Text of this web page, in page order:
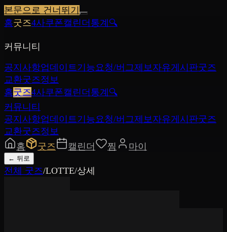
본문으로 건너뛰기
홈굿즈4사쿠폰캘린더 통계 🔍
커뮤니티
공지사항업데이트기능요청/버그제보자유게시판굿즈
교환굿즈정보
홈굿즈4사쿠폰캘린더 통계 🔍
커뮤니티
공지사항업데이트기능요청/버그제보자유게시판굿즈
교환굿즈정보
홈
굿즈 캘린더 찜 마이
← 뒤로
전체 굿즈/LOTTE/상세